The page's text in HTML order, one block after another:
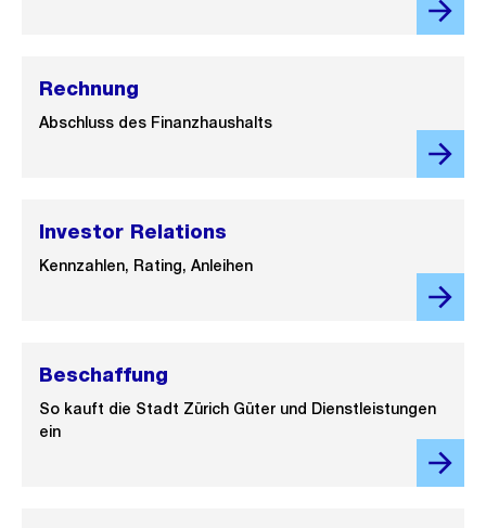
Rechnung
Abschluss des Finanzhaushalts
Investor Relations
Kennzahlen, Rating, Anleihen
Beschaffung
So kauft die Stadt Zürich Güter und Dienstleistungen
ein